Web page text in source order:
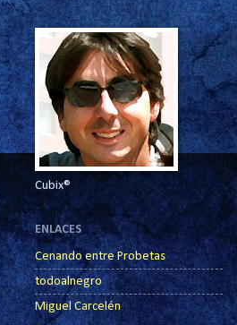
Cubix®
ENLACES
Cenando entre Probetas
todoalnegro
Miguel Carcelén